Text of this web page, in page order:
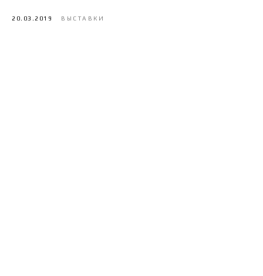
20.03.2019 ВЫСТАВКИ